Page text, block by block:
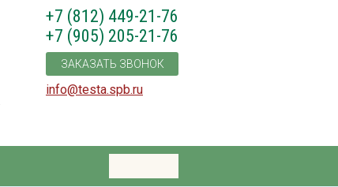
+7 (812) 449-21-76
+7 (905) 205-21-76
ЗАКАЗАТЬ ЗВОНОК
info@testa.spb.ru